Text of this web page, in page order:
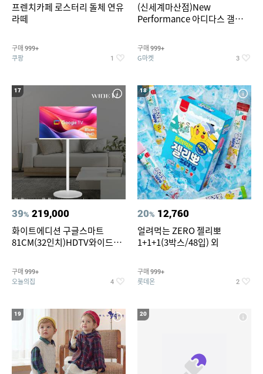
프렌치카페 로스터리 돌체 연유
라떼
구매 999+
쿠팡 1
(신세계마산점)New
Performance 아디다스 갤럭시
구매 999+
G마켓 3
17
39% 219,000
화이트에디션 구글스마트
81CM(32인치)HDTV와이드무
구매 999+
오늘의집 4
18
20% 12,760
얼려먹는 ZERO 젤리뽀
1+1+1(3박스/48입) 외
구매 999+
롯데온 2
19 20